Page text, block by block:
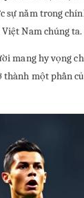
sự nằm trong
Nam chúng
mang hy vọng
thành một phần